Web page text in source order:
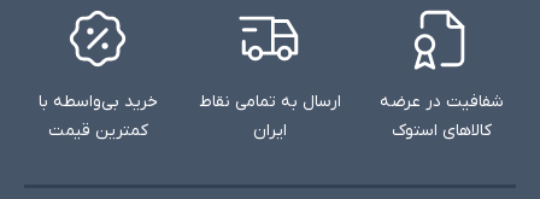
شفافیت در عرضه
کالاهای استوک
ارسال به تمامی نقاط
ایران
خرید بی‌واسطه با
کمترین قیمت